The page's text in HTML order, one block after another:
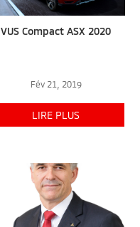
VUS Compact ASX 2020
Fév 21, 2019
LIRE PLUS